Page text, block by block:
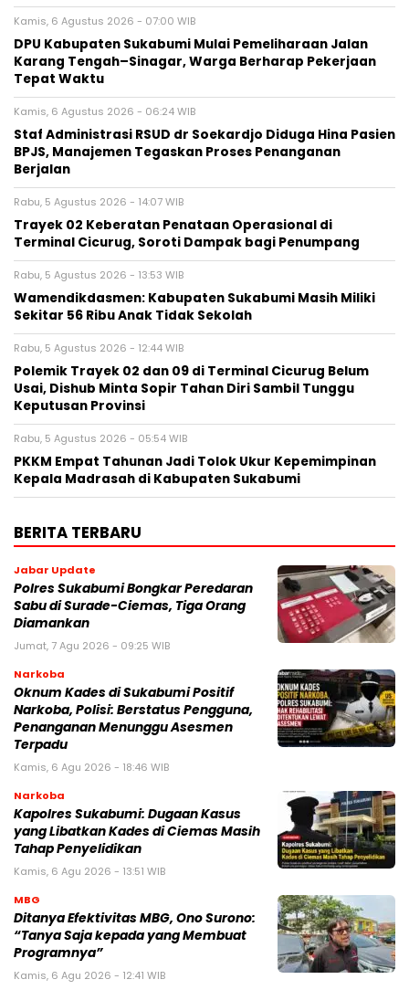
Kamis, 6 Agustus 2026 - 07:00 WIB
‎DPU Kabupaten Sukabumi Mulai Pemeliharaan Jalan
Karang Tengah–Sinagar, Warga Berharap Pekerjaan
Tepat Waktu
Kamis, 6 Agustus 2026 - 06:24 WIB
Staf Administrasi RSUD dr Soekardjo Diduga Hina Pasien
BPJS, Manajemen Tegaskan Proses Penanganan
Berjalan
Rabu, 5 Agustus 2026 - 14:07 WIB
‎Trayek 02 Keberatan Penataan Operasional di
Terminal Cicurug, Soroti Dampak bagi Penumpang
Rabu, 5 Agustus 2026 - 13:53 WIB
Wamendikdasmen: Kabupaten Sukabumi Masih Miliki
Sekitar 56 Ribu Anak Tidak Sekolah
Rabu, 5 Agustus 2026 - 12:44 WIB
Polemik Trayek 02 dan 09 di Terminal Cicurug Belum
Usai, Dishub Minta Sopir Tahan Diri Sambil Tunggu
Keputusan Provinsi
Rabu, 5 Agustus 2026 - 05:54 WIB
PKKM Empat Tahunan Jadi Tolok Ukur Kepemimpinan
Kepala Madrasah di Kabupaten Sukabumi
BERITA TERBARU
Jabar Update
Polres Sukabumi Bongkar Peredaran
Sabu di Surade-Ciemas, Tiga Orang
Diamankan
Jumat, 7 Agu 2026 - 09:25 WIB
Narkoba
Oknum Kades di Sukabumi Positif
Narkoba, Polisi: Berstatus Pengguna,
Penanganan Menunggu Asesmen
Terpadu
Kamis, 6 Agu 2026 - 18:46 WIB
Narkoba
Kapolres Sukabumi: Dugaan Kasus
yang Libatkan Kades di Ciemas Masih
Tahap Penyelidikan
Kamis, 6 Agu 2026 - 13:51 WIB
MBG
‎Ditanya Efektivitas MBG, Ono Surono:
“Tanya Saja kepada yang Membuat
Programnya”‎
Kamis, 6 Agu 2026 - 12:41 WIB